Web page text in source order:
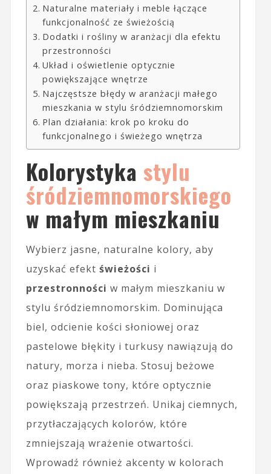
Naturalne materiały i meble łączące
funkcjonalność ze świeżością
Dodatki i rośliny w aranżacji dla efektu
przestronności
Układ i oświetlenie optycznie
powiększające wnętrze
Najczęstsze błędy w aranżacji małego
mieszkania w stylu śródziemnomorskim
Plan działania: krok po kroku do
funkcjonalnego i świeżego wnętrza
Kolorystyka stylu
śródziemnomorskiego
w małym mieszkaniu
Wybierz jasne, naturalne kolory, aby
uzyskać efekt świeżości i
przestronności w małym mieszkaniu w
stylu śródziemnomorskim. Dominująca
biel, odcienie kości słoniowej oraz
pastelowe błękity i turkusy nawiązują do
natury, morza i nieba. Stosuj beżowe
oraz piaskowe tony, które optycznie
powiększają przestrzeń. Unikaj ciemnych,
przytłaczających kolorów, które
zmniejszają wrażenie otwartości.
Wprowadź również akcenty w kolorach